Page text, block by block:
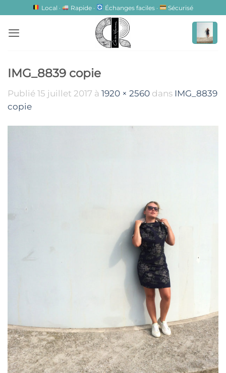
contenu
Local · Rapide · Échanges faciles · Sécurisé
IMG_8839 copie
Publié 15 juillet 2017 à 1920 × 2560 dans IMG_8839
copie